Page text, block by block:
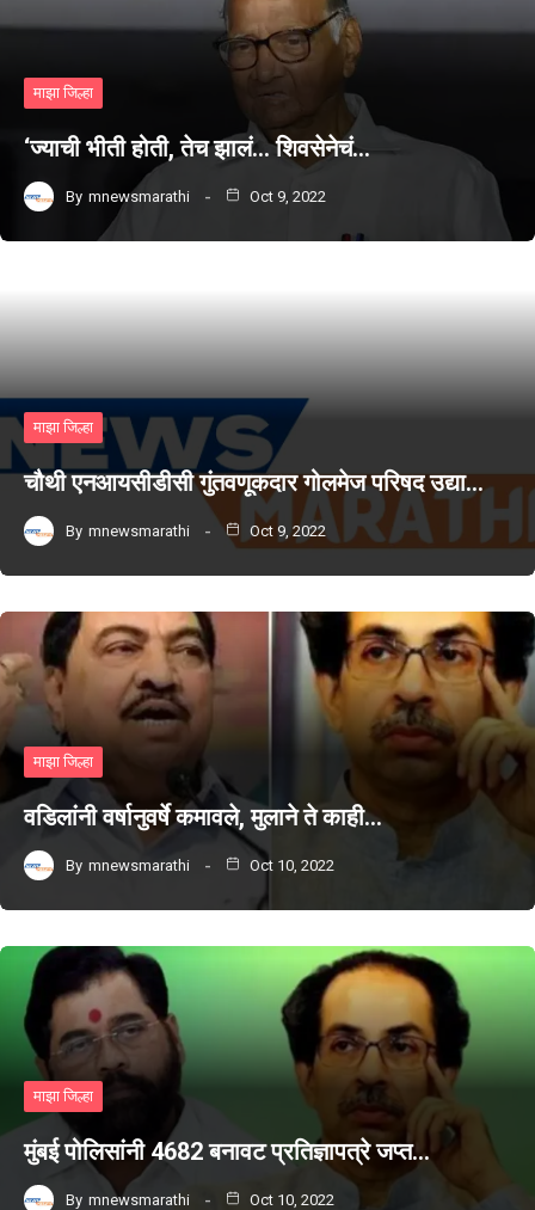
माझा जिल्हा
‘ज्याची भीती होती, तेच झालं… शिवसेनेचं…
By mnewsmarathi Oct 9, 2022
माझा जिल्हा
चौथी एनआयसीडीसी गुंतवणूकदार गोलमेज परिषद उद्या…
By mnewsmarathi Oct 9, 2022
माझा जिल्हा
वडिलांनी वर्षानुवर्षे कमावले, मुलाने ते काही…
By mnewsmarathi Oct 10, 2022
माझा जिल्हा
मुंबई पोलिसांनी 4682 बनावट प्रतिज्ञापत्रे जप्त…
By mnewsmarathi Oct 10, 2022